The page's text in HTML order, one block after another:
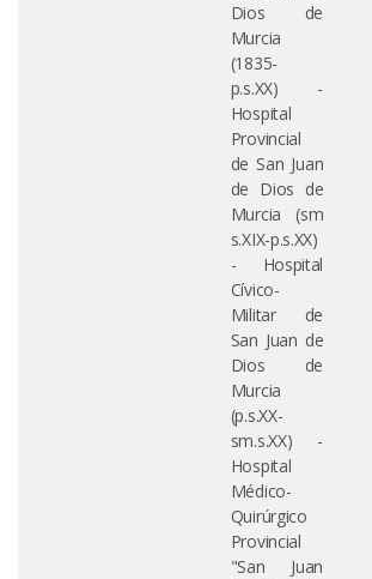
Dios de
Murcia
(1835-
p.s.XX) -
Hospital
Provincial
de San Juan
de Dios de
Murcia (sm
s.XIX-p.s.XX)
- Hospital
Cívico-
Militar de
San Juan de
Dios de
Murcia
(p.s.XX-
sm.s.XX) -
Hospital
Médico-
Quirúrgico
Provincial
"San Juan